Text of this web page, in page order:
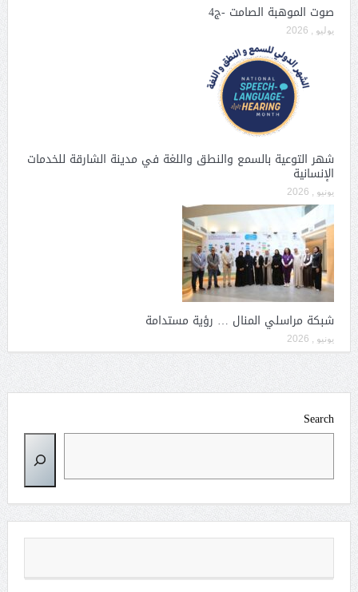
صوت الموهبة الصامت -ج4
يوليو , 2026
شهر التوعية بالسمع والنطق واللغة في مدينة الشارقة للخدمات
الإنسانية
يونيو , 2026
شبكة مراسلي المنال … رؤية مستدامة
يونيو , 2026
Search